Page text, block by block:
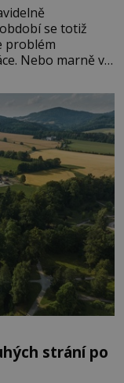
se totiž
problém
Nebo marně v
se paměť
strání po